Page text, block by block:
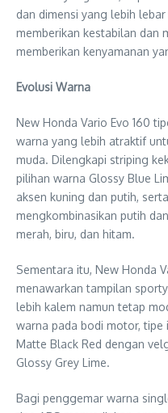
dan dimensi yang lebih
memberikan kestabilan dan
memberikan kenyamanan
Evolusi Warna
New Honda Vario Evo 160
warna yang lebih atraktif
muda. Dilengkapi striping
pilihan warna Glossy Blue
aksen kuning dan putih,
mengkombinasikan putih
merah, biru, dan hitam.
Sementara itu, New Honda
menawarkan tampilan
lebih kalem namun tetap
warna pada bodi motor, tipe
Matte Black Red dengan
Glossy Grey Lime.
Bagi penggemar warna